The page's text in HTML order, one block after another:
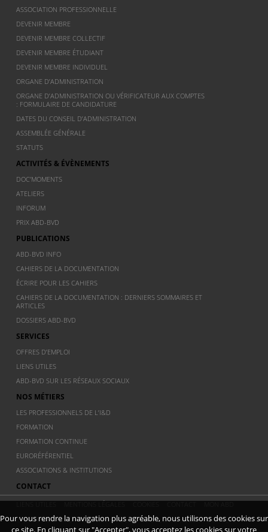
ASSOCIATION PROFESSIONNELLE
DEVENIR MEMBRE
DEVENIR MEMBRE COLLECTIF
DEVENIR MEMBRE ÉTUDIANT
DEVENIR MEMBRE INDIVIDUEL
ORGANE D’ADMINISTRATION
ORGANE D’ADMINISTRATION OU VÉRIFICATEUR AUX COMPTES
: FORMULAIRE DE CANDIDATURE
DATES DU CONSEIL D’ADMINISTRATION
ASSEMBLÉE GÉNÉRALE
STATUTS
ACTIVITÉS & ÉVÈNEMENTS
DOC’MOMENTS
ATELIERS
INFORUM
PRIX ABD-BVD
PUBLICATIONS
ABD-BVD INFO
CAHIERS DE LA DOCUMENTATION
ÉCRIRE POUR LES CAHIERS
CAHIERS DE LA DOCUMENTATION : DERNIERS SOMMAIRES ET
ARTICLES
DOSSIERS ABD-BVD
SERVICES
OFFRES D’EMPLOI
LIENS UTILES
ABD-BVD SUR LES RÉSEAUX SOCIAUX
NOS MÉTIERS
LES PROFESSIONNELS DE L’I&D
FORMATION
FORMATION CONTINUE
EURORÉFÉRENTIEL
ASSOCIATIONS & INSTITUTIONS
CONTACT
© 2011 ABD BVD - Association Belge de documentation - Dernière
Pour vous rendre la navigation plus agréable, nous utilisons des cookies sur
ce site. En cliquant sur "Accepter", vous acceptez les cookies sur votre